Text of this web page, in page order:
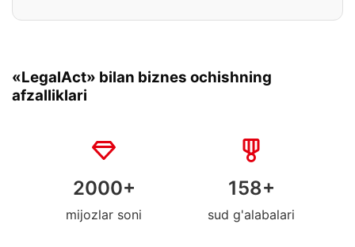
«LegalAct» bilan biznes ochishning
afzalliklari
2000+
mijozlar soni
158+
sud g'alabalari